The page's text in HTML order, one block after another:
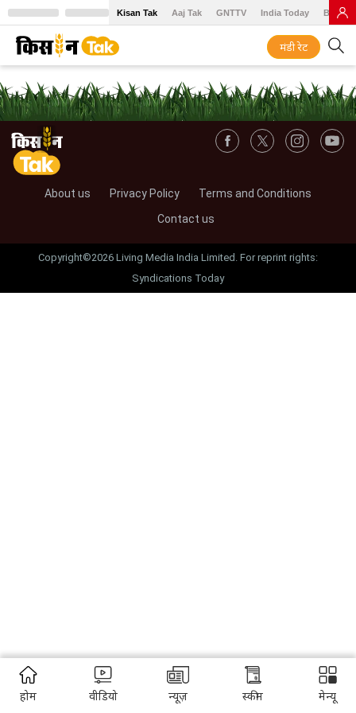
Kisan Tak Aaj Tak GNTTV India Today BT
मंडी रेट
About us Privacy Policy
Terms and Conditions
Contact us
Copyright©2026 Living Media India Limited. For reprint rights:
Syndications Today
होम वीडियो न्यूज़ स्कीम मेन्यू